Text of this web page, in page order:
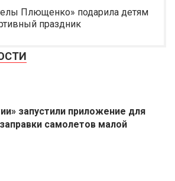
Плющенко» подарила детям
праздник
запустили приложение для
самолетов малой